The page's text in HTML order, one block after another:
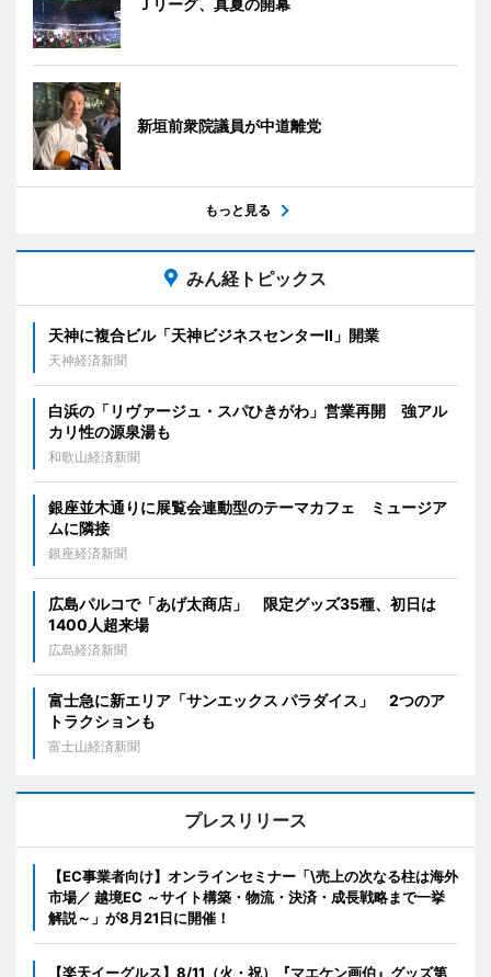
Ｊリーグ、真夏の開幕
新垣前衆院議員が中道離党
もっと見る
みん経トピックス
天神に複合ビル「天神ビジネスセンターII」開業
天神経済新聞
白浜の「リヴァージュ・スパひきがわ」営業再開 強アル
カリ性の源泉湯も
和歌山経済新聞
銀座並木通りに展覧会連動型のテーマカフェ ミュージア
ムに隣接
銀座経済新聞
広島パルコで「あげ太商店」 限定グッズ35種、初日は
1400人超来場
広島経済新聞
富士急に新エリア「サンエックス パラダイス」 2つのア
トラクションも
富士山経済新聞
プレスリリース
【EC事業者向け】オンラインセミナー「\売上の次なる柱は海外
市場／ 越境EC ～サイト構築・物流・決済・成長戦略まで一挙
解説～」が8月21日に開催！
【楽天イーグルス】8/11（火・祝）『マエケン画伯』グッズ第